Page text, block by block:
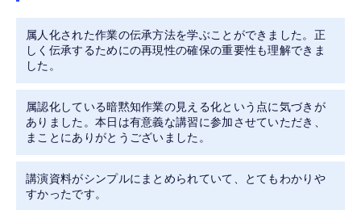
属人化された作業の伝承方法を学ぶことができました。正
しく伝承するためにの再現性の確保の重要性も理解できま
した。
属認化している暗黙知作業の見える化という点に気づきが
ありました。本日は有意義な講習に参加させていただき、
まことにありがとうございました。
講演資料がシンプルにまとめられていて、とてもわかりや
すかったです。